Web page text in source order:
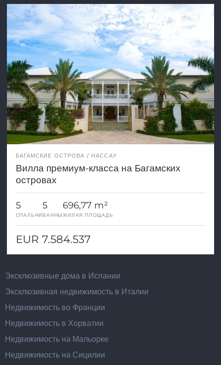
БАГАМСКИЕ ОСТРОВА НАССАУ
Вилла премиум-класса на Багамских
островах
5
СПАЛЬНИ
5
ВАННЫ
696,77 m²
ЖИЛАЯ ПЛОЩАДЬ
EUR 7.584.537
Эксклюзивные дома в Испании
Эксклюзивная недвижимость в Италии
Недвижимость во Франции
Недвижимость в Хорватии
Недвижимость на Мальорке
Недвижимость на Сицилии